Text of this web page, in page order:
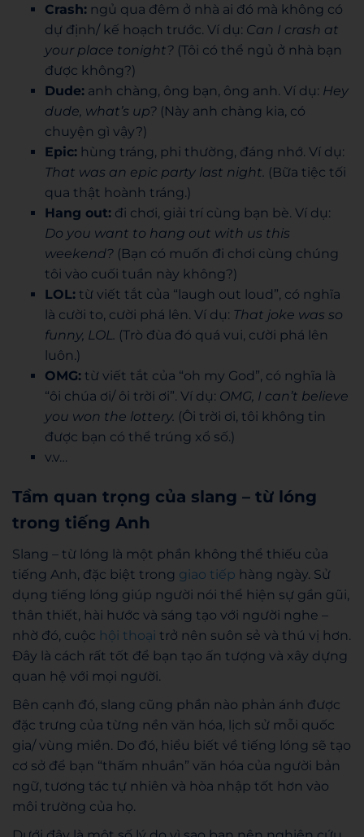
Crash: ngủ qua đêm ở nhà ai đó mà không có
dự định/ kế hoạch trước. Ví dụ: Can I crash at
your place tonight? (Tôi có thể ngủ ở nhà bạn
được không?)
Dude: anh chàng, ông bạn, ông anh. Ví dụ: Hey
dude, what’s up? (Này anh chàng kia, có
chuyện gì vậy?)
Epic: hùng tráng, phi thường, đáng nhớ. Ví dụ:
That was an epic party last night. (Bữa tiệc tối
qua thật hoành tráng.)
Hang out: đi chơi, giải trí cùng bạn bè. Ví dụ:
Do you want to hang out with us this
weekend? (Bạn có muốn đi chơi cùng chúng
tôi vào cuối tuần này không?)
LOL: từ viết tắt của “laugh out loud”, có nghĩa
là cười to, cười phá lên. Ví dụ: That joke was so
funny, LOL.
(Trò đùa đó quá vui, cười phá lên
luôn.)
OMG: từ viết tắt của “oh my God”, có nghĩa là
“ôi chúa ơi/ ôi trời ơi”. Ví dụ: OMG, I can’t believe
you won the lottery. (Ôi trời ơi, tôi không tin
được bạn có thể trúng xổ số.)
v.v…
Tầm quan trọng của slang – từ lóng
trong tiếng Anh
Slang – từ lóng là một phần không thể thiếu của
tiếng Anh, đặc biệt trong giao tiếp hàng ngày. Sử
dụng tiếng lóng giúp người nói thể hiện sự gần gũi,
thân thiết, hài hước và sáng tạo với người nghe –
nhờ đó, cuộc hội thoại trở nên suôn sẻ và thú vị hơn.
Đây là cách rất tốt để bạn tạo ấn tượng và xây dựng
quan hệ với mọi người.
Bên cạnh đó, slang cũng phần nào phản ánh được
đặc trưng của từng nền văn hóa, lịch sử mỗi quốc
gia/ vùng miền. Do đó, hiểu biết về tiếng lóng sẽ tạo
cơ sở để bạn “thấm nhuần” văn hóa của người bản
ngữ, tương tác tự nhiên và hòa nhập tốt hơn vào
môi trường của họ.